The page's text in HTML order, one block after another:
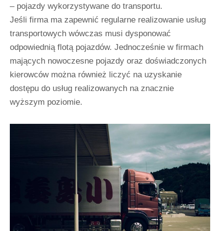
– pojazdy wykorzystywane do transportu.
Jeśli firma ma zapewnić regularne realizowanie usług
transportowych wówczas musi dysponować
odpowiednią flotą pojazdów. Jednocześnie w firmach
mających nowoczesne pojazdy oraz doświadczonych
kierowców można również liczyć na uzyskanie
dostępu do usług realizowanych na znacznie
wyższym poziomie.